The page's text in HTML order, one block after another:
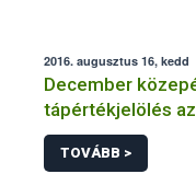
2016. augusztus 16, kedd
December
tápértékjelölés
TOVÁBB >